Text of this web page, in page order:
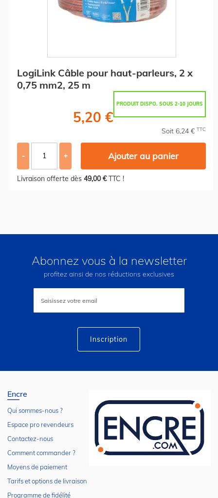
LogiLink Câble pour haut-parleurs, 2 x
0,75 mm2, 25 m
PRODUIT DISPO. SOUS 2-10 JOURS
5,20 €
Soit 6,24 € TTC
- + Ajouter au panier
Livraison offerte dès 49,00 €TTC !
Abonnez vous à la newsletter
profitez ainsi de nos réductions exclusives
lettre
Inscription
Encre
Qui sommes-nous ?
Espace pro revendeurs
Contactez-nous
Comment commander ?
Moyens de paiement
Tarifs et options de livraison
Programme de fidélité